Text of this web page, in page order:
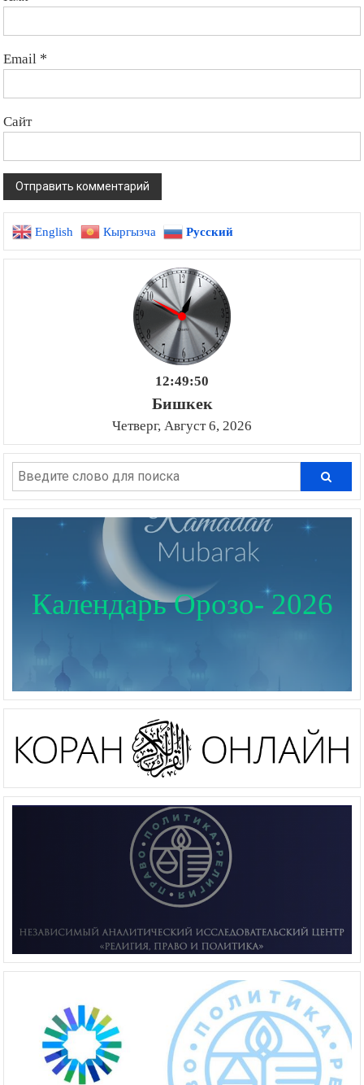
Email *
Сайт
English Кыргызча Русский
12:49:51
Бишкек
Четверг, Август 6, 2026
Календарь Орозо- 2026